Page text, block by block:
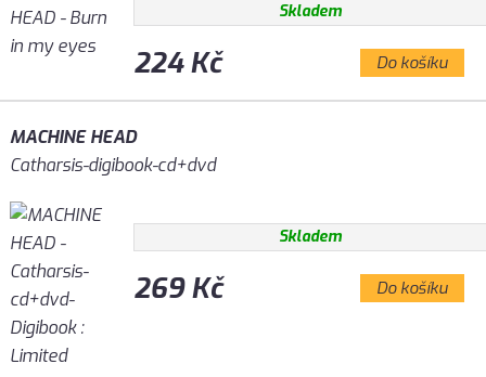
Skladem
224 Kč Do košíku
MACHINE HEAD
Catharsis-digibook-cd+dvd
Skladem
269 Kč Do košíku